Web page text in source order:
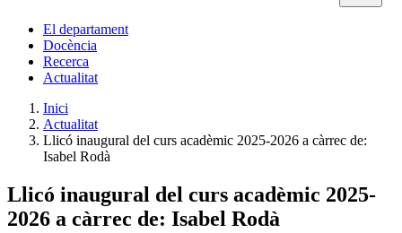
El departament
Docència
Recerca
Actualitat
Inici
Actualitat
Llicó inaugural del curs acadèmic 2025-2026 a càrrec de:
Isabel Rodà
Llicó inaugural del curs acadèmic 2025-
2026 a càrrec de: Isabel Rodà